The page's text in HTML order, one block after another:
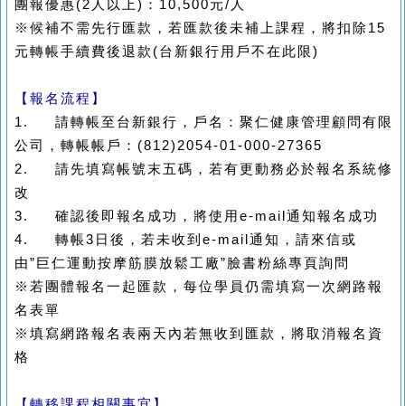
團報優惠(2人以上)：10,500元/人
※候補不需先行匯款，若匯款後未補上課程，將扣除15
元轉帳手續費後退款(台新銀行用戶不在此限)
【報名流程】
1. 請轉帳至台新銀行，戶名：聚仁健康管理顧問有限
公司，轉帳帳戶：(812)2054-01-000-27365
2. 請先填寫帳號末五碼，若有更動務必於報名系統修
改
3. 確認後即報名成功，將使用e-mail通知報名成功
4. 轉帳3日後，若未收到e-mail通知，請來信或
由”巨仁運動按摩筋膜放鬆工廠”臉書粉絲專頁詢問
※若團體報名一起匯款，每位學員仍需填寫一次網路報
名表單
※填寫網路報名表兩天內若無收到匯款，將取消報名資
格